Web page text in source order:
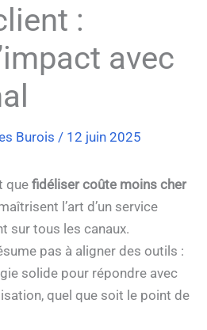
:
avec
Burois / 12 juin 2025
que fidéliser coûte moins cher
l’art d’un service
sur tous les canaux.
pas à aligner des outils :
solide pour répondre avec
quel que soit le point de